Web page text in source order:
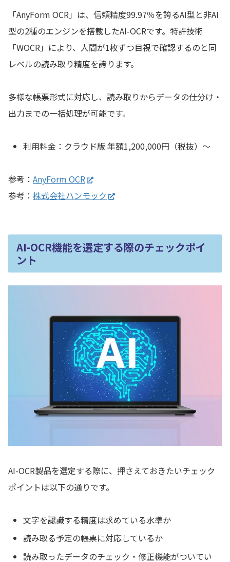
「AnyForm OCR」は、信頼精度99.97％を誇るAI型と非AI
型の2種のエンジンを搭載したAI-OCRです。特許技術
「WOCR」により、人間が1枚ずつ目視で確認するのと同
レベルの読み取り精度を誇ります。
多様な帳票形式に対応し、読み取りからデータの仕分け・
出力までの一括処理が可能です。
利用料金：クラウド版 年額1,200,000円（税抜）～
参考： AnyForm OCR
参考： 株式会社ハンモック
AI-OCR機能を選定する際のチェックポイ
ント
AI-OCR製品を選定する際に、押さえておきたいチェック
ポイントは以下の通りです。
文字を認識する精度は求めている水準か
読み取る予定の帳票に対応しているか
読み取ったデータのチェック・修正機能がついてい